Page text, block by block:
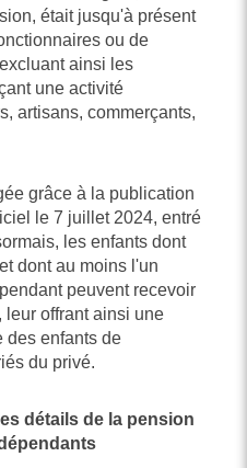
était jusqu'à présent
ou de
ainsi les
une activité
artisans, commerçants,
grâce à la publication
le 7 juillet 2024, entré
les enfants dont
dont au moins l'un
peuvent recevoir
leur offrant ainsi une
des enfants de
du privé.
détails de la pension